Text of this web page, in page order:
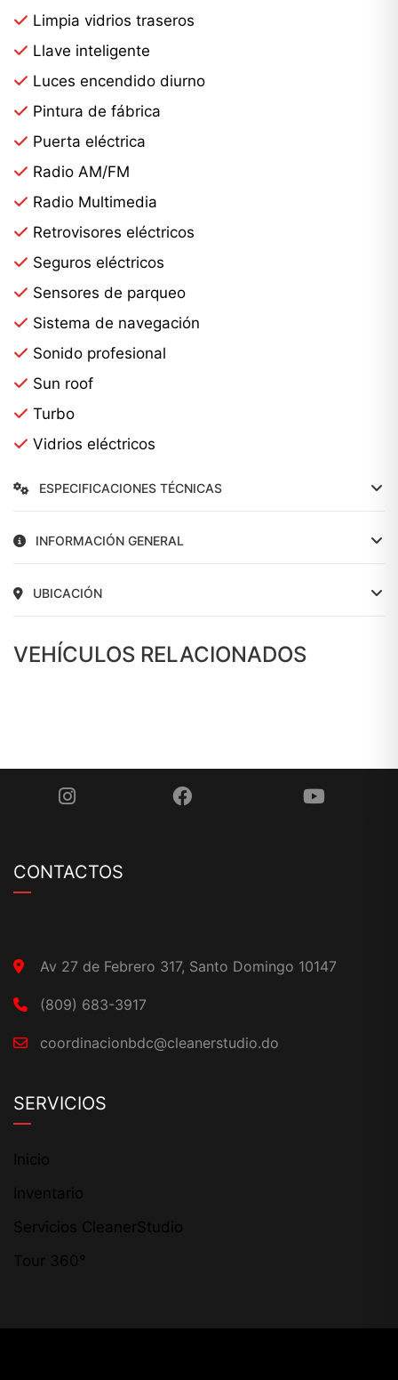
Limpia vidrios traseros
Llave inteligente
Luces encendido diurno
Pintura de fábrica
Puerta eléctrica
Radio AM/FM
Radio Multimedia
Retrovisores eléctricos
Seguros eléctricos
Sensores de parqueo
Sistema de navegación
Sonido profesional
Sun roof
Turbo
Vidrios eléctricos
ESPECIFICACIONES TÉCNICAS
INFORMACIÓN GENERAL
UBICACIÓN
VEHÍCULOS RELACIONADOS
CONTACTOS
Av 27 de Febrero 317, Santo Domingo 10147
(809) 683-3917
coordinacionbdc@cleanerstudio.do
SERVICIOS
Inicio
Inventario
Servicios CleanerStudio
Tour 360°